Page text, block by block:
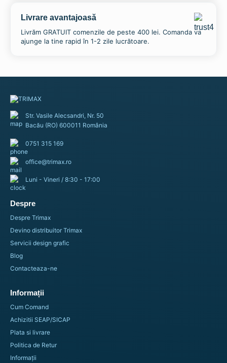
Livrare avantajoasă
Livrăm GRATUIT comenzile de peste 400 lei. Comanda va
ajunge la tine rapid în 1-2 zile lucrătoare.
Str. Vasile Alecsandri, Nr. 50
Bacău (RO) 600011 România
0751 315 169
office@trimax.ro
Luni - Vineri / 8:30 - 17:00
Despre
Despre Trimax
Devino distribuitor Trimax
Servicii design grafic
Blog
Contacteaza-ne
Informații
Cum Comand
Achizitii SEAP/SICAP
Plata si livrare
Politica de Retur
Informații